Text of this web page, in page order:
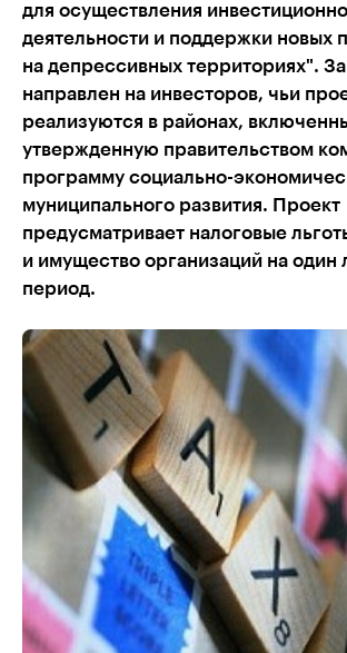
для осуществления
деятельности и поддержки новых
на депрессивных территориях".
направлен на инвесторов, чьи
реализуются в районах,
утвержденную правительством
программу социально-
муниципального развития. Проект
предусматривает налоговые
и имущество организаций на один
период.